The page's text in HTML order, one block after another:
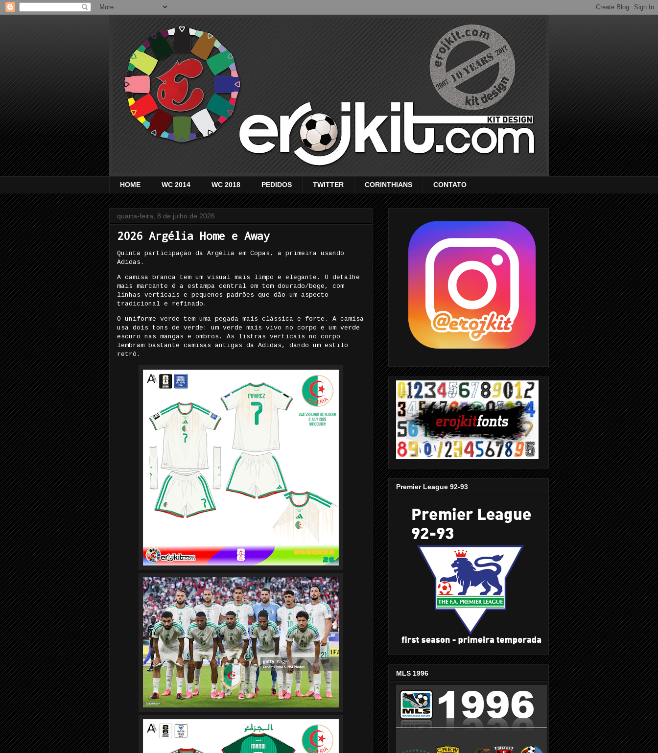
HOME WC 2014 WC 2018 PEDIDOS TWITTER CORINTHIANS CONTATO
quarta-feira, 8 de julho de 2026
2026 Argélia Home e Away
Quinta participação da Argélia em Copas, a primeira usando
Adidas.
A camisa branca tem um visual mais limpo e elegante. O detalhe
mais marcante é a estampa central em tom dourado/bege, com
linhas verticais e pequenos padrões que dão um aspecto
tradicional e refinado.
O uniforme verde tem uma pegada mais clássica e forte. A camisa
usa dois tons de verde: um verde mais vivo no corpo e um verde
escuro nas mangas e ombros. As listras verticais no corpo
lembram bastante camisas antigas da Adidas, dando um estilo
retrô.
Premier League 92-93
MLS 1996